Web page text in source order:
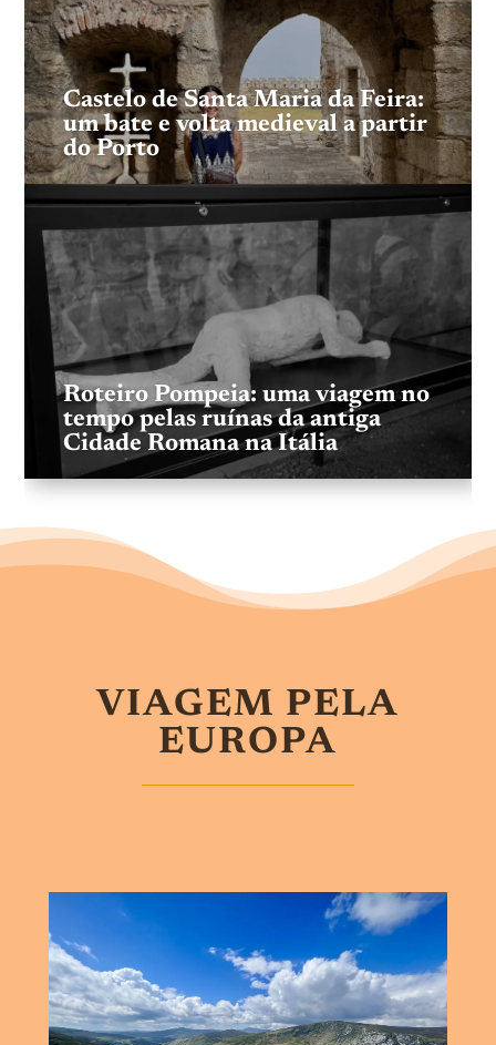
Castelo de Santa Maria da Feira:
um bate e volta medieval a partir
do Porto
Roteiro Pompeia: uma viagem no
tempo pelas ruínas da antiga
Cidade Romana na Itália
VIAGEM PELA
EUROPA